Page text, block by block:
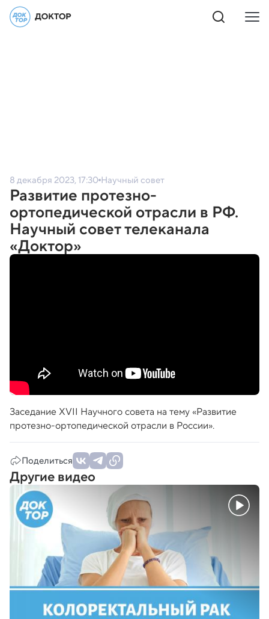
8 декабря 2023, 17:30 Научный совет
Развитие протезно-
ортопедической отрасли в РФ.
Научный совет телеканала
«Доктор»
Заседание XVII Научного совета на тему «Развитие
протезно-ортопедической отрасли в России».
Поделиться
Другие видео